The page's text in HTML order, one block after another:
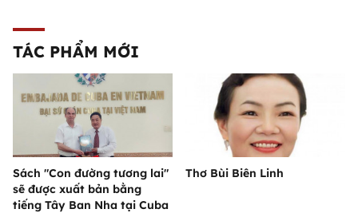
TÁC PHẨM MỚI
Sách "Con đường tương lai"
sẽ được xuất bản bằng
tiếng Tây Ban Nha tại Cuba
Thơ Bùi Biên Linh